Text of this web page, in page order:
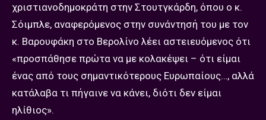
χριστιανοδημοκράτη στην Στουτγκάρδη, όπου ο κ.
Σόιμπλε, αναφερόμενος στην συνάντησή του με τον
κ. Βαρουφάκη στο Βερολίνο λέει αστειευόμενος ότι
«προσπάθησε πρώτα να με κολακέψει – ότι είμαι
ένας από τους σημαντικότερους Ευρωπαίους…, αλλά
κατάλαβα τι πήγαινε να κάνει, διότι δεν είμαι
ηλίθιος».